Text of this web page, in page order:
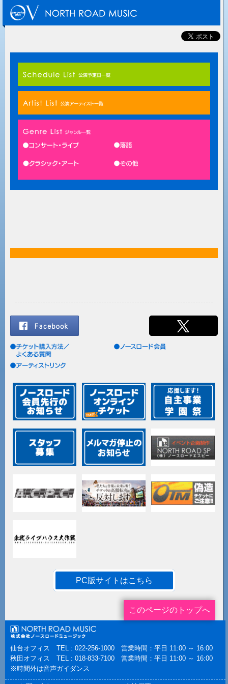
PC版サイトはこちら
このページのトップへ
仙台オフィス TEL : 022-256-1000 営業時間：平日 11:00 ～ 16:00
秋田オフィス TEL : 018-833-7100 営業時間：平日 11:00 ～ 16:00
※時間外は音声ガイダンス